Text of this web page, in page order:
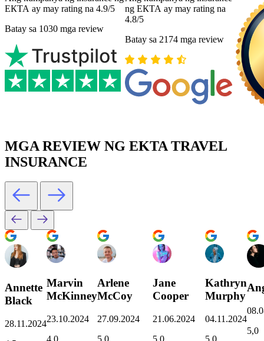
ЕКТА ay may rating na 4.9/5
Batay sa 1030 mga review
ng ЕКТА ay may rating na
4.8/5
Batay sa 2174 mga review
MGA REVIEW NG EKTA TRAVEL
INSURANCE
Annette
Black
28.11.2024
Marvin
McKinney
23.10.2024
4,0
Arlene
McCoy
27.09.2024
5,0
Jane
Cooper
21.06.2024
5,0
Kathryn
Murphy
04.11.2024
5,0
5,0